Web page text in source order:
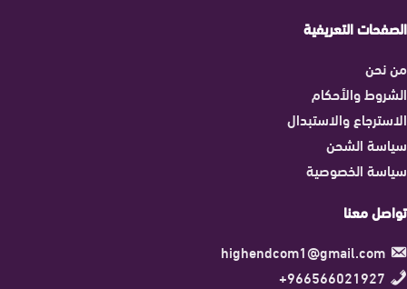
الصفحات التعريفية
من نحن
الشروط والأحكام
الاسترجاع والاستبدال
سياسة الشحن
سياسة الخصوصية
تواصل معنا
highendcom1@gmail.com
966566021927+